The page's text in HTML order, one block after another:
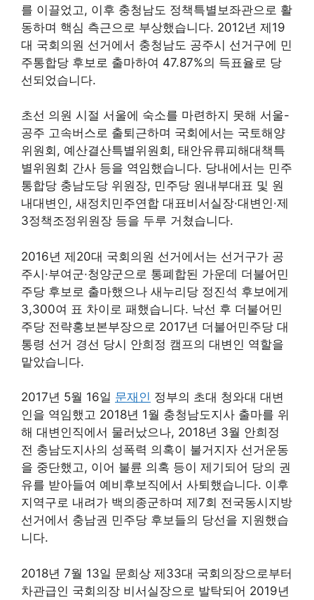
를 이끌었고, 이후 충청남도 정책특별보좌관으로 활
동하며 핵심 측근으로 부상했습니다. 2012년 제19
대 국회의원 선거에서 충청남도 공주시 선거구에 민
주통합당 후보로 출마하여 47.87%의 득표율로 당
선되었습니다.
초선 의원 시절 서울에 숙소를 마련하지 못해 서울-
공주 고속버스로 출퇴근하며 국회에서는 국토해양
위원회, 예산결산특별위원회, 태안유류피해대책특
별위원회 간사 등을 역임했습니다. 당내에서는 민주
통합당 충남도당 위원장, 민주당 원내부대표 및 원
내대변인, 새정치민주연합 대표비서실장·대변인·제
3정책조정위원장 등을 두루 거쳤습니다.
2016년 제20대 국회의원 선거에서는 선거구가 공
주시·부여군·청양군으로 통폐합된 가운데 더불어민
주당 후보로 출마했으나 새누리당 정진석 후보에게
3,300여 표 차이로 패했습니다. 낙선 후 더불어민
주당 전략홍보본부장으로 2017년 더불어민주당 대
통령 선거 경선 당시 안희정 캠프의 대변인 역할을
맡았습니다.
2017년 5월 16일 문재인 정부의 초대 청와대 대변
인을 역임했고 2018년 1월 충청남도지사 출마를 위
해 대변인직에서 물러났으나, 2018년 3월 안희정
전 충남도지사의 성폭력 의혹이 불거지자 선거운동
을 중단했고, 이어 불륜 의혹 등이 제기되어 당의 권
유를 받아들여 예비후보직에서 사퇴했습니다. 이후
지역구로 내려가 백의종군하며 제7회 전국동시지방
선거에서 충남권 민주당 후보들의 당선을 지원했습
니다.
2018년 7월 13일 문희상 제33대 국회의장으로부터
차관급인 국회의장 비서실장으로 발탁되어 2019년